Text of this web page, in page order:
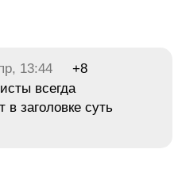
13:44
+8
всегда
в заголовке суть